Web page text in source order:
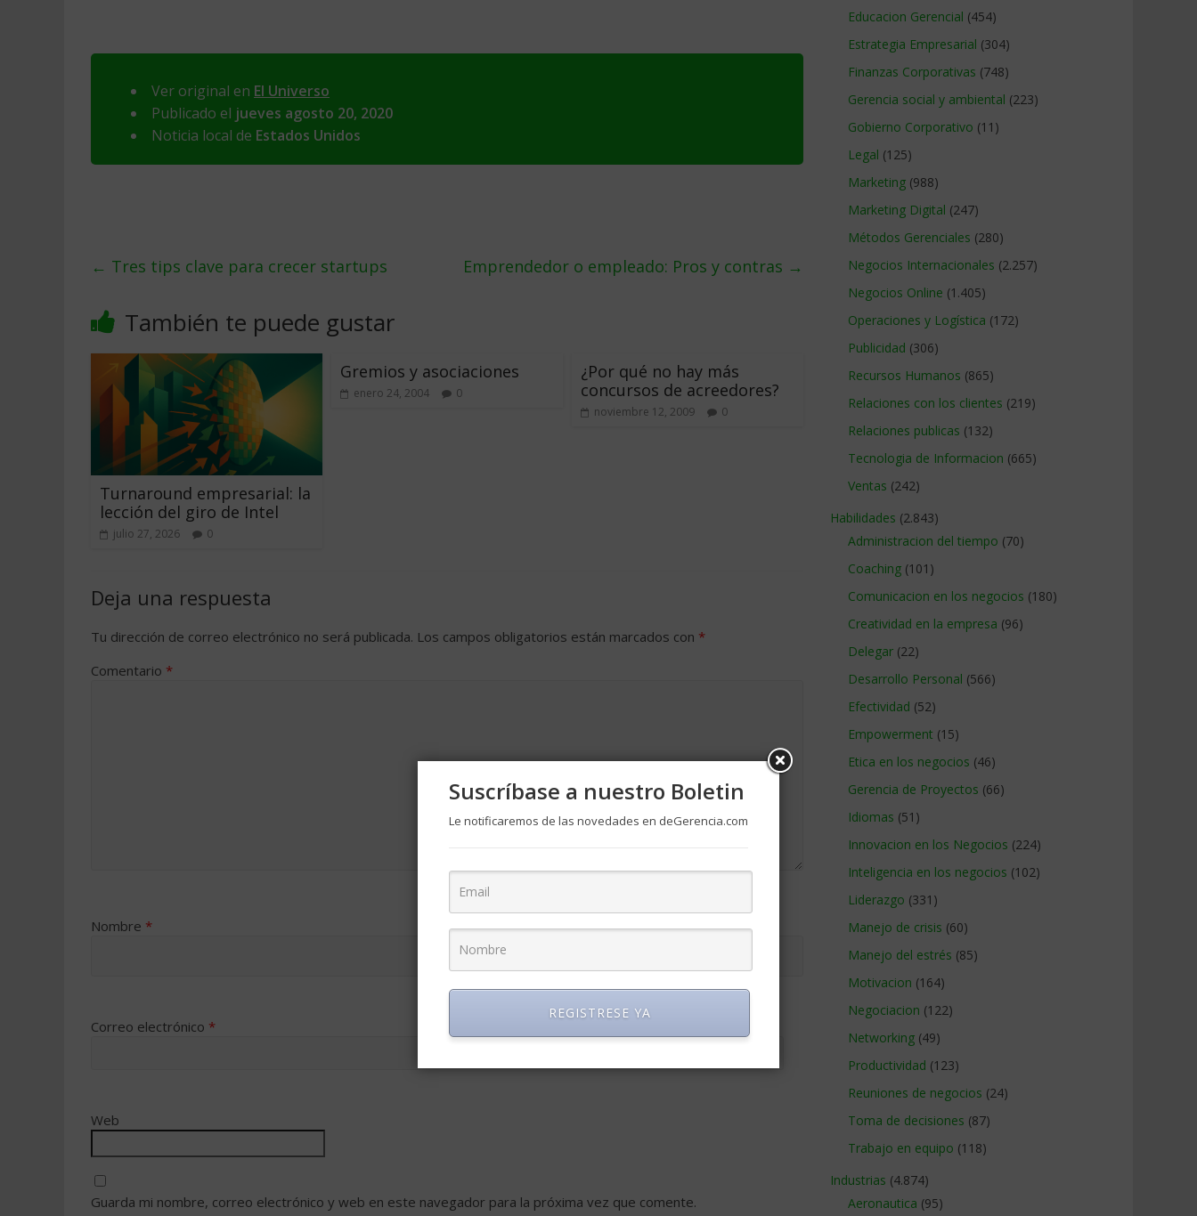
Ver original en El Universo
Publicado el jueves agosto 20, 2020
Noticia local de Estados Unidos
← Tres tips clave para crecer startups Emprendedor o empleado: Pros y contras →
También te puede gustar
Turnaround empresarial: la
lección del giro de Intel
julio 27, 2026 0
Gremios y asociaciones
enero 24, 2004 0
¿Por qué no hay más
concursos de acreedores?
noviembre 12, 2009 0
Deja una respuesta
Tu dirección de correo electrónico no será publicada. Los campos obligatorios están marcados con *
Comentario *
Nombre *
Correo electrónico *
Web
Guarda mi nombre, correo electrónico y web en este navegador para la próxima vez que comente.
Educacion Gerencial (454)
Estrategia Empresarial (304)
Finanzas Corporativas (748)
Gerencia social y ambiental (223)
Gobierno Corporativo (11)
Legal (125)
Marketing (988)
Marketing Digital (247)
Métodos Gerenciales (280)
Negocios Internacionales (2.257)
Negocios Online (1.405)
Operaciones y Logística (172)
Publicidad (306)
Recursos Humanos (865)
Relaciones con los clientes (219)
Relaciones publicas (132)
Tecnologia de Informacion (665)
Ventas (242)
Habilidades (2.843)
Administracion del tiempo (70)
Coaching (101)
Comunicacion en los negocios (180)
Creatividad en la empresa (96)
Delegar (22)
Desarrollo Personal (566)
Efectividad (52)
Empowerment (15)
Etica en los negocios (46)
Gerencia de Proyectos (66)
Idiomas (51)
Innovacion en los Negocios (224)
Inteligencia en los negocios (102)
Liderazgo (331)
Manejo de crisis (60)
Manejo del estrés (85)
Motivacion (164)
Negociacion (122)
Networking (49)
Productividad (123)
Reuniones de negocios (24)
Toma de decisiones (87)
Trabajo en equipo (118)
Industrias (4.874)
Aeronautica (95)
Suscríbase a nuestro Boletin
Le notificaremos de las novedades en deGerencia.com
REGISTRESE YA